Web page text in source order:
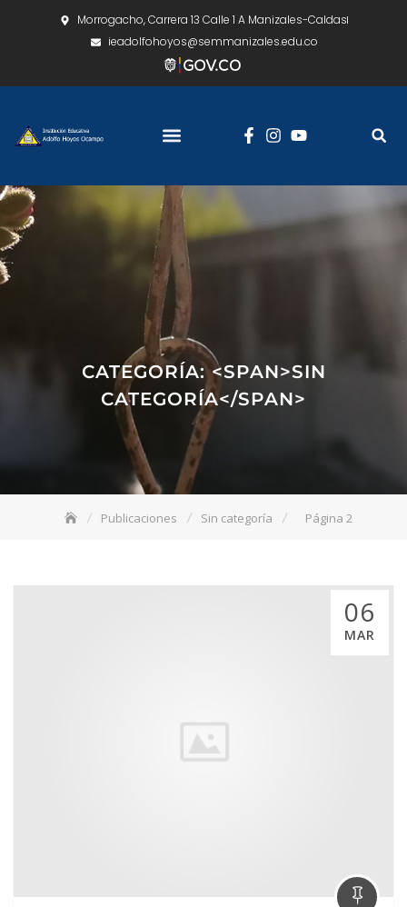
Morrogacho, Carrera 13 Calle 1 A Manizales-Caldas
ieadolfohoyos@semmanizales.edu.co
CATEGORÍA: <SPAN>SIN
CATEGORÍA</SPAN>
Publicaciones Sin categoría Página 2
06
MAR